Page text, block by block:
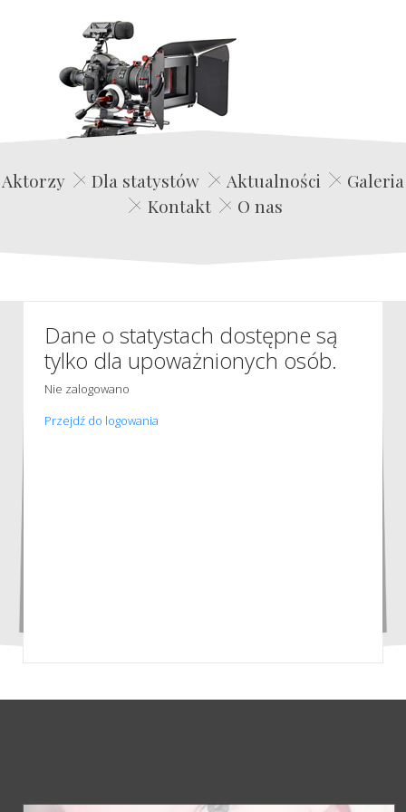
Edwin Film Agencja Aktorska
Aktorzy Dla statystów Aktualności
Galeria
Kontakt
O nas
Dane o statystach dostępne są
tylko dla upoważnionych osób.
Nie zalogowano
Przejdź do logowania